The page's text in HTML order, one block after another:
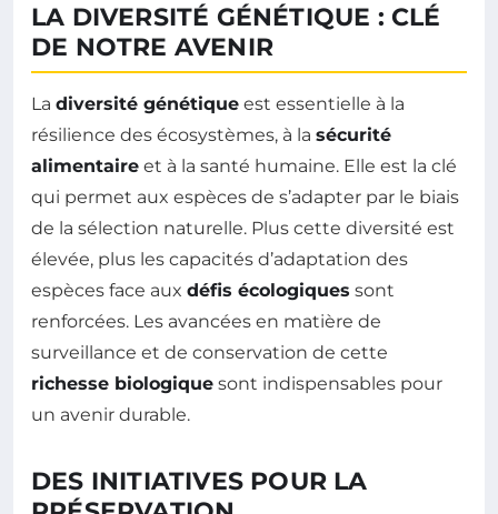
LA DIVERSITÉ GÉNÉTIQUE : CLÉ
DE NOTRE AVENIR
La diversité génétique est essentielle à la
résilience des écosystèmes, à la sécurité
alimentaire et à la santé humaine. Elle est la clé
qui permet aux espèces de s’adapter par le biais
de la sélection naturelle. Plus cette diversité est
élevée, plus les capacités d’adaptation des
espèces face aux défis écologiques sont
renforcées. Les avancées en matière de
surveillance et de conservation de cette
richesse biologique sont indispensables pour
un avenir durable.
DES INITIATIVES POUR LA